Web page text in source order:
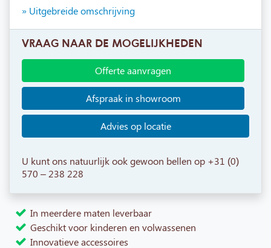
» Uitgebreide omschrijving
VRAAG NAAR DE MOGELIJKHEDEN
Offerte aanvragen
Afspraak in showroom
Advies op locatie
U kunt ons natuurlijk ook gewoon bellen op +31 (0)
570 – 238 228
In meerdere maten leverbaar
Geschikt voor kinderen en volwassenen
Innovatieve accessoires